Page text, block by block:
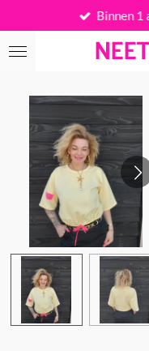
direct
naar
Binnen 1